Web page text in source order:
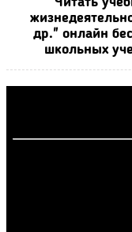
др." онлайн
школьных